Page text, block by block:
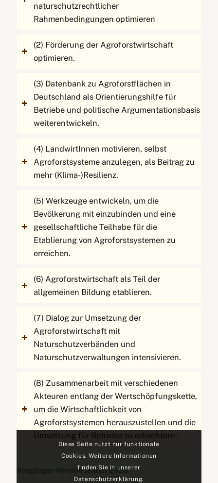
naturschutzrechtlicher
Rahmenbedingungen optimieren
(2) Förderung der Agroforstwirtschaft
optimieren.
(3) Datenbank zu Agroforstflächen in
Deutschland als Orientierungshilfe für
Betriebe und politische Argumentationsbasis
weiterentwickeln.
(4) LandwirtInnen motivieren, selbst
Agroforstsysteme anzulegen, als Beitrag zu
mehr (Klima-)Resilienz.
(5) Werkzeuge entwickeln, um die
Bevölkerung mit einzubinden und eine
gesellschaftliche Teilhabe für die
Etablierung von Agroforstsystemen zu
erreichen.
(6) Agroforstwirtschaft als Teil der
allgemeinen Bildung etablieren.
(7) Dialog zur Umsetzung der
Agroforstwirtschaft mit
Naturschutzverbänden und
Naturschutzverwaltungen intensivieren.
(8) Zusammenarbeit mit verschiedenen
Akteuren entlang der Wertschöpfungskette,
um die Wirtschaftlichkeit von
Agroforstsystemen herauszustellen und die
Umsetzung für Betriebe zu erleichtern.
Vorgänger-Version Januar 2023
Diese Seite nutzt nur funktionale
Cookies. Weitere Informationen
finden Sie in unserer
Datenschutzerklärung.